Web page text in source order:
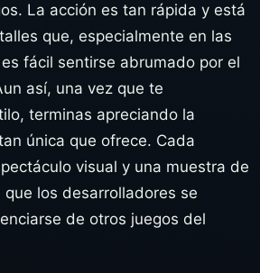
La acción es tan rápida y está
que, especialmente en las
fácil sentirse abrumado por el
así, una vez que te
terminas apreciando la
única que ofrece. Cada
visual y una muestra de
los desarrolladores se
de otros juegos del